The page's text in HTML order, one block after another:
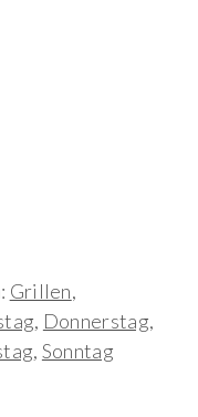
Grillen,
, Donnerstag,
, Sonntag